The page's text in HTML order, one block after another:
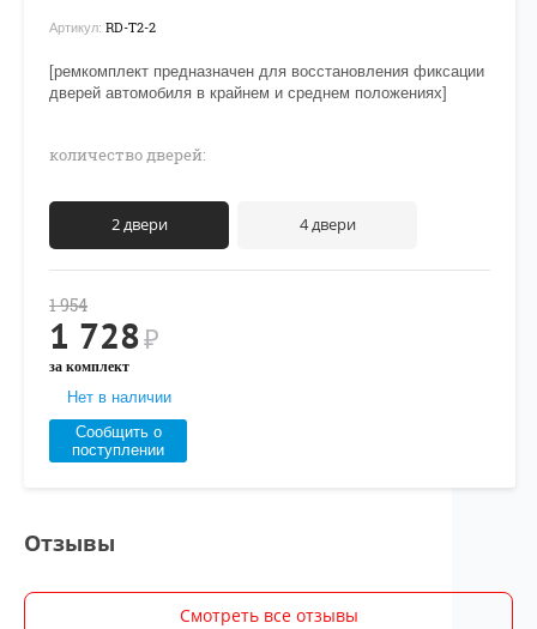
Артикул: RD-T2-2
[ремкомплект предназначен для восстановления фиксации
дверей автомобиля в крайнем и среднем положениях]
количество дверей:
2 двери 4 двери
1 954
1 728₽
за комплект
Нет в наличии
Сообщить о
поступлении
Отзывы
Смотреть все отзывы